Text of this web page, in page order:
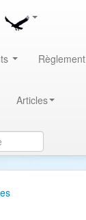
Règlement
Articles